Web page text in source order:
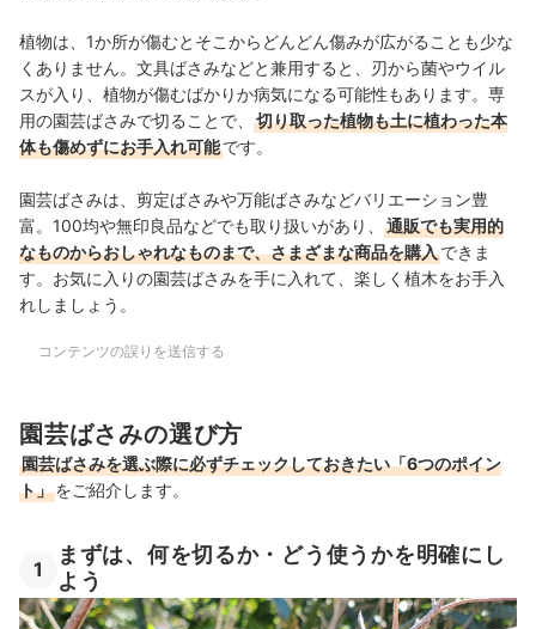
植物は、1か所が傷むとそこからどんどん傷みが広がることも少な
くありません。文具ばさみなどと兼用すると、刃から菌やウイル
スが入り、植物が傷むばかりか病気になる可能性もあります。専
用の園芸ばさみで切ることで、
切り取った植物も土に植わった本
体も傷めずにお手入れ可能です。
園芸ばさみは、剪定ばさみや万能ばさみなどバリエーション豊
富。100均や無印良品などでも取り扱いがあり、
通販でも実用的
なものからおしゃれなものまで、さまざまな商品を購入できま
す。お気に入りの園芸ばさみを手に入れて、楽しく植木をお手入
れしましょう。
コンテンツの誤りを送信する
園芸ばさみの選び方
園芸ばさみを選ぶ際に必ずチェックしておきたい「6つのポイン
ト」をご紹介します。
1
まずは、何を切るか・どう使うかを明確にし
よう